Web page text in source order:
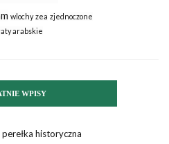
wlochy zea zjednoczone
arabskie
WPISY
historyczna